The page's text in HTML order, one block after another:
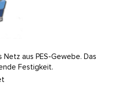
aus PES-Gewebe. Das
Festigkeit.